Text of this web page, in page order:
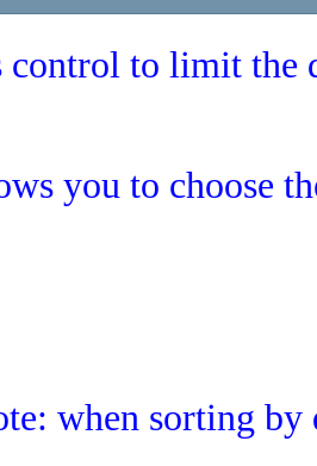
control to limit the
you to choose
when sorting by